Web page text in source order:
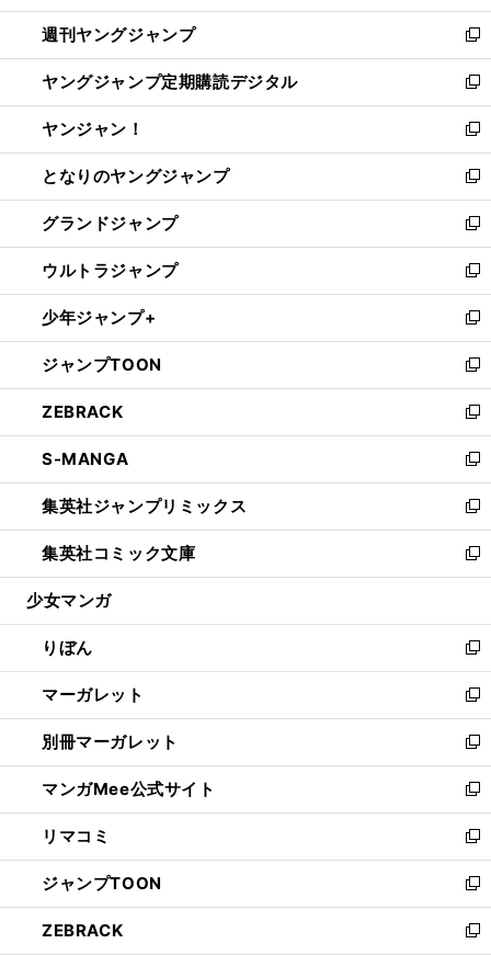
開
く
ウ
で
開
く
ン
ド
ウ
で
開
く
ウ
ィ
ン
ド
ウ
で
開
く
週刊ヤングジャンプ
新
し
い
ウ
ィ
ン
ド
ウ
で
開
く
ヤングジャンプ定期購読デジタル
新
し
い
ウ
ィ
ン
ド
ウ
で
開
く
ヤンジャン！
新
し
い
ウ
ィ
ン
ド
ウ
で
開
く
となりのヤングジャンプ
新
し
い
ウ
ィ
ン
ド
ウ
で
開
く
グランドジャンプ
新
し
い
ウ
ィ
ン
ド
ウ
で
開
く
ウルトラジャンプ
新
し
い
ウ
ィ
ン
ド
ウ
で
開
く
少年ジャンプ+
新
し
い
ウ
ィ
ン
ド
ウ
で
開
く
ジャンプTOON
新
し
い
ウ
ィ
ン
ド
ウ
で
開
ZEBRACK
新
し
い
ウ
ィ
ン
ド
ウ
開
く
S-MANGA
新
し
い
ウ
ィ
ン
ウ
で
開
く
集英社ジャンプリミックス
新
し
い
ウ
ン
ド
ウ
で
開
く
集英社コミック文庫
新
し
ウ
ィ
ン
ド
ウ
で
開
く
少女マンガ
りぼん
新
し
い
ウ
ィ
ン
ド
ウ
で
開
く
マーガレット
新
し
い
ウ
ィ
ン
ド
ウ
で
開
く
別冊マーガレット
新
し
い
ウ
ィ
ン
ド
ウ
で
マンガMee公式サイト
新
し
い
ウ
ィ
ン
ド
リマコミ
新
し
い
ウ
ィ
ジャンプTOON
新
し
い
ZEBRACK
新